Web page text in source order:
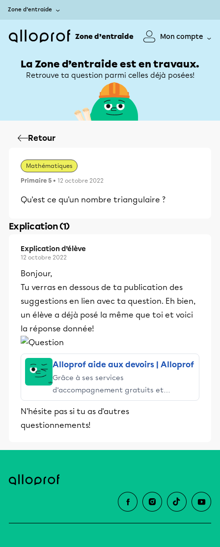
Zone d’entraide
Zone d’entraide Mon compte
La Zone d’entraide est en travaux.
Retrouve ta question parmi celles déjà posées!
Retour
Mathématiques
Primaire 5 • 12 octobre 2022
Qu'est ce qu'un nombre triangulaire ?
Explication (1)
Explication d’élève
12 octobre 2022
Bonjour,
Tu verras en dessous de ta publication des
suggestions en lien avec ta question. Eh bien,
un élève a déjà posé la même que toi et voici
la réponse donnée!
Alloprof aide aux devoirs | Alloprof
Grâce à ses services
d’accompagnement gratuits et
stimulants, Alloprof engage les élèves
et leurs parents dans la réussite
éducative.
N'hésite pas si tu as d'autres
questionnements!